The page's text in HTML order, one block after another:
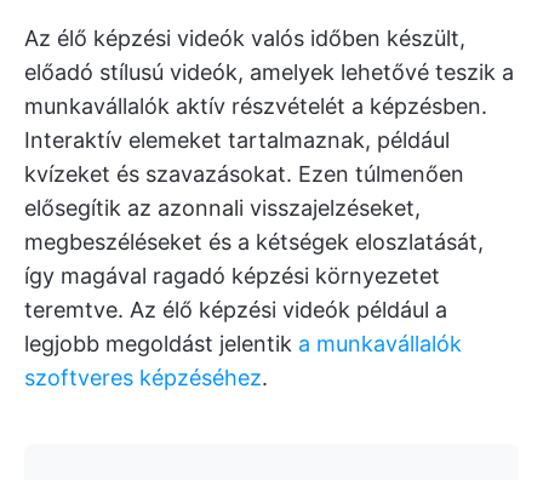
Az élő képzési videók valós időben készült,
előadó stílusú videók, amelyek lehetővé teszik a
munkavállalók aktív részvételét a képzésben.
Interaktív elemeket tartalmaznak, például
kvízeket és szavazásokat. Ezen túlmenően
elősegítik az azonnali visszajelzéseket,
megbeszéléseket és a kétségek eloszlatását,
így magával ragadó képzési környezetet
teremtve. Az élő képzési videók például a
legjobb megoldást jelentik a munkavállalók
szoftveres képzéséhez.